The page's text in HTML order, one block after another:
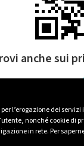
l’erogazione dei
nonché cookie di
in rete. Per
anche sui